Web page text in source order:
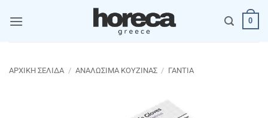
στο
0
ΑΡΧΙΚΉ ΣΕΛΊΔΑ / ΑΝΑΛΩΣΙΜΑ ΚΟΥΖΙΝΑΣ / ΓΑΝΤΙΑ